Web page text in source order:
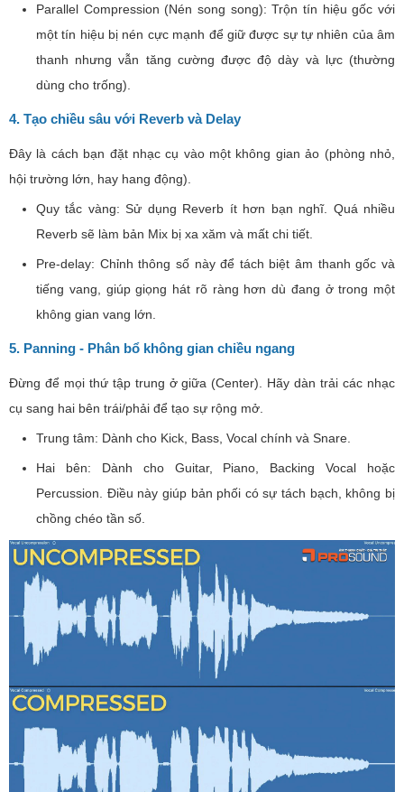
Parallel Compression (Nén song song): Trộn tín hiệu gốc với
một tín hiệu bị nén cực mạnh để giữ được sự tự nhiên của âm
thanh nhưng vẫn tăng cường được độ dày và lực (thường
dùng cho trống).
4. Tạo chiều sâu với Reverb và Delay
Đây là cách bạn đặt nhạc cụ vào một không gian ảo (phòng nhỏ,
hội trường lớn, hay hang động).
Quy tắc vàng: Sử dụng Reverb ít hơn bạn nghĩ. Quá nhiều
Reverb sẽ làm bản Mix bị xa xăm và mất chi tiết.
Pre-delay: Chỉnh thông số này để tách biệt âm thanh gốc và
tiếng vang, giúp giọng hát rõ ràng hơn dù đang ở trong một
không gian vang lớn.
5. Panning - Phân bổ không gian chiều ngang
Đừng để mọi thứ tập trung ở giữa (Center). Hãy dàn trải các nhạc
cụ sang hai bên trái/phải để tạo sự rộng mở.
Trung tâm: Dành cho Kick, Bass, Vocal chính và Snare.
Hai bên: Dành cho Guitar, Piano, Backing Vocal hoặc
Percussion. Điều này giúp bản phối có sự tách bạch, không bị
chồng chéo tần số.